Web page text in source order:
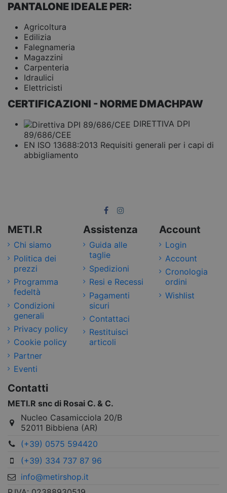
PANTALONE IDEALE PER:
Agricoltura
Edilizia
Falegnameria
Magazzini
Carpenteria
Idraulici
Elettricisti
CERTIFICAZIONI - NORME DMACHPAW
DIRETTIVA DPI
89/686/CEE
EN ISO 13688:2013 Requisiti generali per i capi di
abbigliamento
METI.R
Chi siamo
Politica dei
prezzi
Programma
fedeltà
Condizioni
generali
Privacy policy
Cookie policy
Partner
Eventi
Assistenza
Guida alle
taglie
Spedizioni
Resi e Recessi
Pagamenti
sicuri
Contattaci
Restituisci
articoli
Account
Login
Account
Cronologia
ordini
Wishlist
Contatti
METI.R snc di Rosai C. & C.
Nucleo Casamicciola 20/B
52011 Bibbiena (AR)
(+39) 0575 594420
(+39) 334 737 87 96
info@metirshop.it